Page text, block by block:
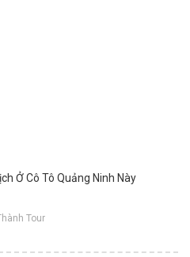
Ở Cô Tô Quảng Ninh Này
Tour